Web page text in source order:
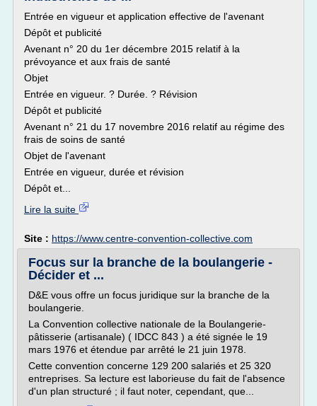
Entrée en vigueur et application effective de l'avenant
Dépôt et publicité
Avenant n° 20 du 1er décembre 2015 relatif à la
prévoyance et aux frais de santé
Objet
Entrée en vigueur. ? Durée. ? Révision
Dépôt et publicité
Avenant n° 21 du 17 novembre 2016 relatif au régime des
frais de soins de santé
Objet de l'avenant
Entrée en vigueur, durée et révision
Dépôt et...
Lire la suite
Site : https://www.centre-convention-collective.com
Focus sur la branche de la boulangerie -
Décider et ...
D&E vous offre un focus juridique sur la branche de la
boulangerie.
La Convention collective nationale de la Boulangerie-
pâtisserie (artisanale) ( IDCC 843 ) a été signée le 19
mars 1976 et étendue par arrêté le 21 juin 1978.
Cette convention concerne 129 200 salariés et 25 320
entreprises. Sa lecture est laborieuse du fait de l'absence
d'un plan structuré ; il faut noter, cependant, que...